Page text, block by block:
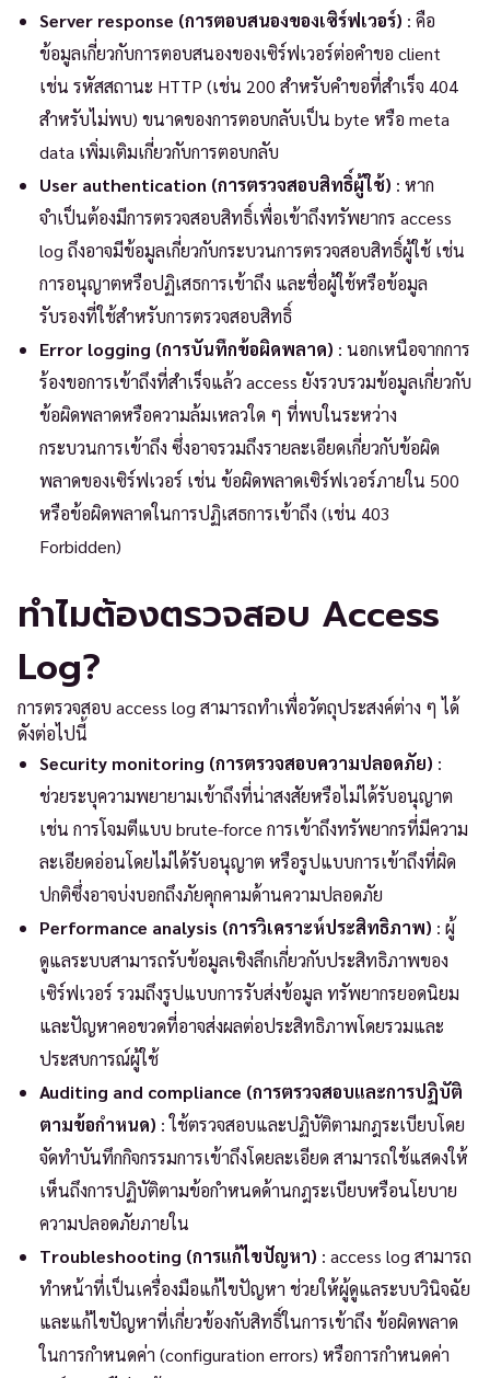
Server response (การตอบสนองของเซิร์ฟเวอร์) : คือ
ข้อมูลเกี่ยวกับการตอบสนองของเซิร์ฟเวอร์ต่อคำขอ client
เช่น รหัสสถานะ HTTP (เช่น 200 สำหรับคำขอที่สำเร็จ 404
สำหรับไม่พบ) ขนาดของการตอบกลับเป็น byte หรือ meta
data เพิ่มเติมเกี่ยวกับการตอบกลับ
User authentication (การตรวจสอบสิทธิ์ผู้ใช้) : หาก
จำเป็นต้องมีการตรวจสอบสิทธิ์เพื่อเข้าถึงทรัพยากร access
log ถึงอาจมีข้อมูลเกี่ยวกับกระบวนการตรวจสอบสิทธิ์ผู้ใช้ เช่น
การอนุญาตหรือปฏิเสธการเข้าถึง และชื่อผู้ใช้หรือข้อมูล
รับรองที่ใช้สำหรับการตรวจสอบสิทธิ์
Error logging (การบันทึกข้อผิดพลาด) : นอกเหนือจากการ
ร้องขอการเข้าถึงที่สำเร็จแล้ว access ยังรวบรวมข้อมูลเกี่ยวกับ
ข้อผิดพลาดหรือความล้มเหลวใด ๆ ที่พบในระหว่าง
กระบวนการเข้าถึง ซึ่งอาจรวมถึงรายละเอียดเกี่ยวกับข้อผิด
พลาดของเซิร์ฟเวอร์ เช่น ข้อผิดพลาดเซิร์ฟเวอร์ภายใน 500
หรือข้อผิดพลาดในการปฏิเสธการเข้าถึง (เช่น 403
Forbidden)
ทำไมต้องตรวจสอบ Access
Log?
การตรวจสอบ access log สามารถทำเพื่อวัตถุประสงค์ต่าง ๆ ได้
ดังต่อไปนี้
Security monitoring (การตรวจสอบความปลอดภัย) :
ช่วยระบุความพยายามเข้าถึงที่น่าสงสัยหรือไม่ได้รับอนุญาต
เช่น การโจมตีแบบ brute-force การเข้าถึงทรัพยากรที่มีความ
ละเอียดอ่อนโดยไม่ได้รับอนุญาต หรือรูปแบบการเข้าถึงที่ผิด
ปกติซึ่งอาจบ่งบอกถึงภัยคุกคามด้านความปลอดภัย
Performance analysis (การวิเคราะห์ประสิทธิภาพ) : ผู้
ดูแลระบบสามารถรับข้อมูลเชิงลึกเกี่ยวกับประสิทธิภาพของ
เซิร์ฟเวอร์ รวมถึงรูปแบบการรับส่งข้อมูล ทรัพยากรยอดนิยม
และปัญหาคอขวดที่อาจส่งผลต่อประสิทธิภาพโดยรวมและ
ประสบการณ์ผู้ใช้
Auditing and compliance (การตรวจสอบและการปฏิบัติ
ตามข้อกำหนด) : ใช้ตรวจสอบและปฏิบัติตามกฎระเบียบโดย
จัดทำบันทึกกิจกรรมการเข้าถึงโดยละเอียด สามารถใช้แสดงให้
เห็นถึงการปฏิบัติตามข้อกำหนดด้านกฎระเบียบหรือนโยบาย
ความปลอดภัยภายใน
Troubleshooting (การแก้ไขปัญหา) : access log สามารถ
ทำหน้าที่เป็นเครื่องมือแก้ไขปัญหา ช่วยให้ผู้ดูแลระบบวินิจฉัย
และแก้ไขปัญหาที่เกี่ยวข้องกับสิทธิ์ในการเข้าถึง ข้อผิดพลาด
ในการกำหนดค่า (configuration errors) หรือการกำหนดค่า